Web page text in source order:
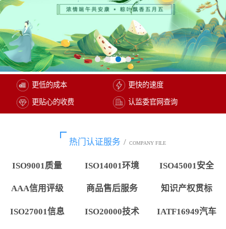
更低的成本 更快的速度
更贴心的收费 认监委官网查询
热门认证服务 / COMPANY FILE
ISO9001质量 ISO14001环境 ISO45001安全
AAA信用评级 商品售后服务 知识产权贯标
ISO27001信息 ISO20000技术 IATF16949汽车